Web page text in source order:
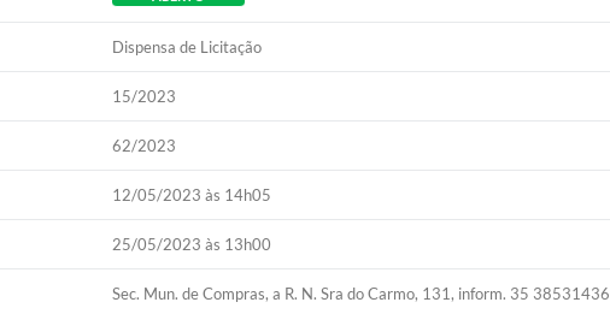
Dispensa de Licitação
15/2023
62/2023
12/05/2023 às 14h05
25/05/2023 às 13h00
Sec. Mun. de Compras, a R. N. Sra do Carmo, 131, inform. 35 38531436